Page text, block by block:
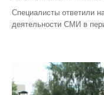
Специалисты ответили
деятельности СМИ в